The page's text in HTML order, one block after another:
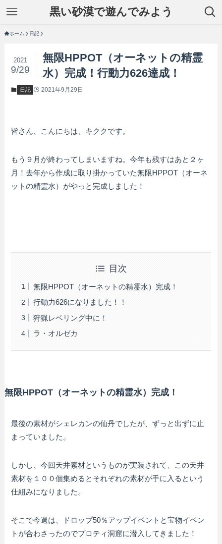
黒い砂漠で遊んでみよう
ホーム 日記
無限HPPOT（オーネットの精霊
水）完成！行動力626達成！
2021
9/29
日記 2021年9月29日
皆さん、こんにちは、キククです。
もう９月が終わってしまいますね。今年も残すはあと２ヶ
月！去年から作成に取り掛かっていた無限HPPOT（オーネ
ットの精霊水）がやっと完成しました！
目次
無限HPPOT（オーネットの精霊水）完成！
行動力626になりました！！
狩猟レベリング中に！
ラ・オルゼカ
無限HPPOT（オーネットの精霊水）完成！
最後の素材がシェレカンの仙丹でしたが、ずっと出ずに止
まっていました。
しかし、今回天井素材というものが実装されて、この天井
素材を１００個集めるとそれぞれの素材が手に入るという
仕組みになりました。
そこで今週は、ドロップ50％アップイベントと宝物イベン
トが合わさったのでプロティ洞窟に潜入してきました！